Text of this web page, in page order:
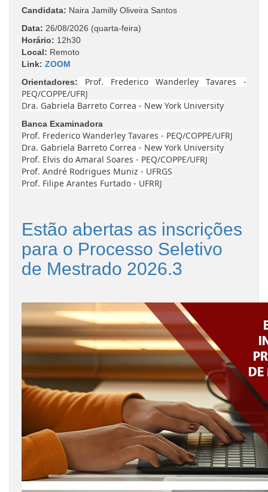
Candidata: Naira Jamilly Oliveira Santos
Data: 26/08/2026 (quarta-feira)
Horário: 12h30
Local: Remoto
Link: ZOOM
Orientadores:
Prof. Frederico Wanderley Tavares -
PEQ/COPPE/UFRJ
Dra. Gabriela Barreto Correa - New York University
Banca Examinadora
Prof. Frederico Wanderley Tavares - PEQ/COPPE/UFRJ
Dra. Gabriela Barreto Correa - New York University
Prof. Elvis do Amaral Soares - PEQ/COPPE/UFRJ
Prof. André Rodrigues Muniz - UFRGS
Prof. Filipe Arantes Furtado - UFRRJ
Estão abertas as inscrições
para o Processo Seletivo
de Mestrado 2026.3